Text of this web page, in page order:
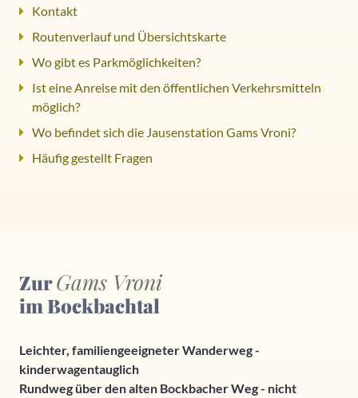
Kontakt
Routenverlauf und Übersichtskarte
Wo gibt es Parkmöglichkeiten?
Ist eine Anreise mit den öffentlichen Verkehrsmitteln
möglich?
Wo befindet sich die Jausenstation Gams Vroni?
Häufig gestellt Fragen
ZurGams Vroni
im Bockbachtal
Leichter, familiengeeigneter Wanderweg -
kinderwagentauglich
Rundweg über den alten Bockbacher Weg - nicht